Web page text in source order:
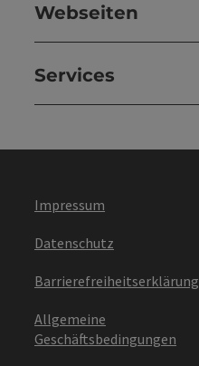
Webseiten
Services
Impressum
Datenschutz
Barrierefreiheitserklärung
Allgemeine
Geschäftsbedingungen